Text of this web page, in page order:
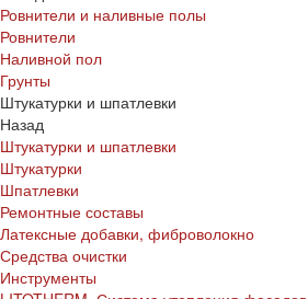
Ровнители и наливные полы
Ровнители
Наливной пол
Грунты
Штукатурки и шпатлевки
Назад
Штукатурки и шпатлевки
Штукатурки
Шпатлевки
Ремонтные составы
Латексные добавки, фиброволокно
Средства очистки
Инструменты